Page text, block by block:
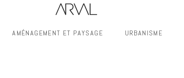
AMÉNAGEMENT ET PAYSAGE URBANISME